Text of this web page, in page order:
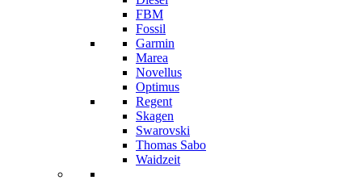
FBM
Fossil
Garmin
Marea
Novellus
Optimus
Regent
Skagen
Swarovski
Thomas Sabo
Waidzeit